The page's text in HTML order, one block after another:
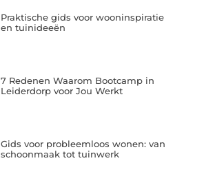
Praktische gids voor wooninspiratie
en tuinideeën
7 Redenen Waarom Bootcamp in
Leiderdorp voor Jou Werkt
Gids voor probleemloos wonen: van
schoonmaak tot tuinwerk